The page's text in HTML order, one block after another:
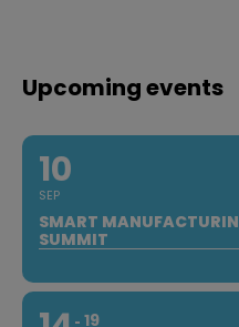
Upcoming events
10
SEP
SMART
SUMMIT
19